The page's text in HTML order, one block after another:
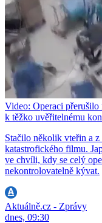
Video: Operaci přerušilo
k těžko uvěřitelnému
Stačilo několik vteřin a z
katastrofického filmu.
ve chvíli, kdy se celý
nekontrolovatelně kývat.
Aktuálně.cz - Zprávy
dnes, 09:30